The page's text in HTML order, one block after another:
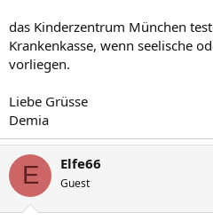
das Kinderzentrum München
Krankenkasse, wenn seelische
vorliegen.
Liebe Grüsse
Demia
E Elfe66
Guest